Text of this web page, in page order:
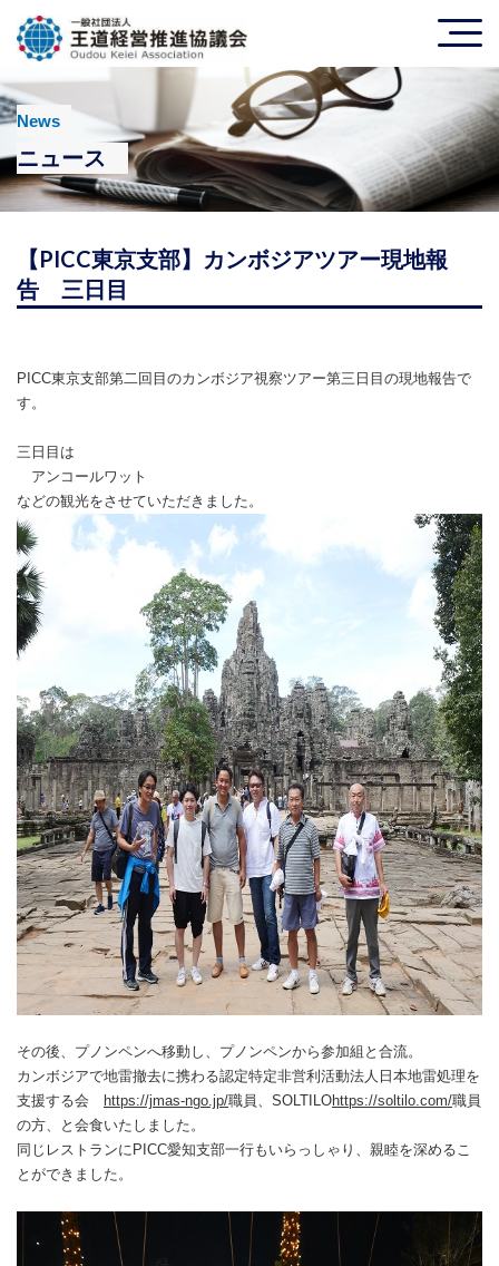
News
ニュース
【PICC東京支部】カンボジアツアー現地報
告 三日目
PICC東京支部第二回目のカンボジア視察ツアー第三日目の現地報告で
す。
三日目は
アンコールワット
などの観光をさせていただきました。
その後、プノンペンへ移動し、プノンペンから参加組と合流。
カンボジアで地雷撤去に携わる認定特定非営利活動法人日本地雷処理を
支援する会
https://jmas-ngo.jp/職員、SOLTILOhttps://soltilo.com/職員
の方、と会食いたしました。
同じレストランにPICC愛知支部一行もいらっしゃり、親睦を深めるこ
とができました。